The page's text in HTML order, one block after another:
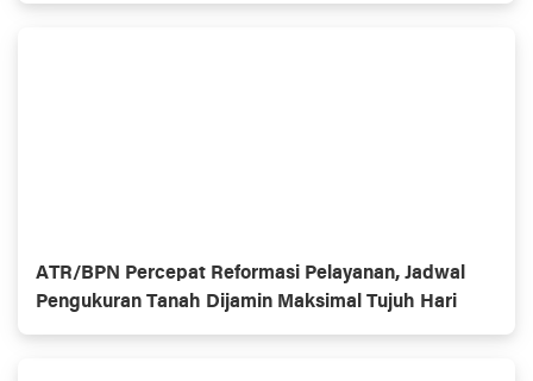
ATR/BPN Percepat Reformasi Pelayanan, Jadwal
Pengukuran Tanah Dijamin Maksimal Tujuh Hari